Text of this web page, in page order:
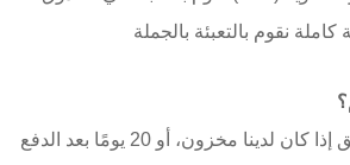
نقوم بالتعبئة بالجملة
5 أيام بعد الدفع المسبق إذا كان لدينا مخزون، أو 20 يومًا بعد الدفع